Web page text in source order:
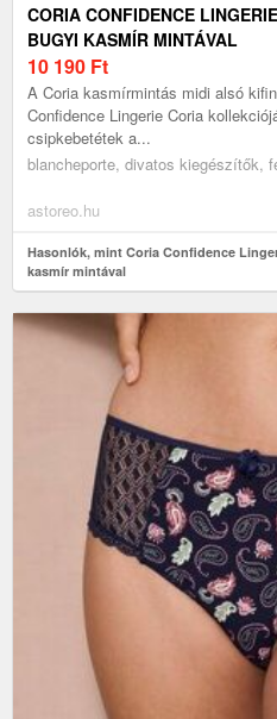
CORIA CONFIDENCE
BUGYI KASMÍR MINTÁVAL
10 190 Ft
A Coria kasmírmintás midi alsó
Confidence Lingerie Coria
csipkebetétek a...
blancheporte, divatos kiegészítők,
astoreo.hu
Hasonlók, mint Coria Confidence
kasmír mintával